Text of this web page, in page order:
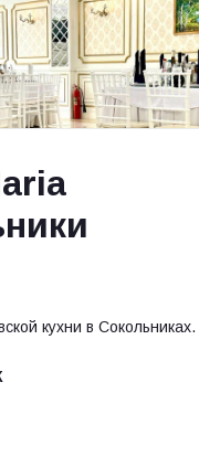
кухни в Сокольниках.